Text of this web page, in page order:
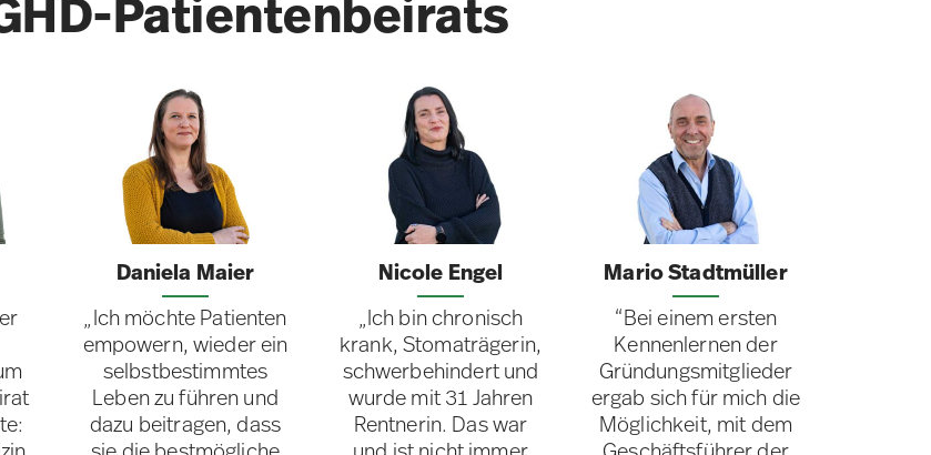
Patientenbeirats
Daniela Maier
„Ich möchte Patienten
empowern, wieder ein
selbstbestimmtes
Leben zu führen und
dazu beitragen, dass
Nicole Engel
„Ich bin chronisch
krank, Stomaträgerin,
schwerbehindert und
wurde mit 31 Jahren
Rentnerin. Das war
Mario Stadtmüller
“Bei einem ersten
Kennenlernen der
Gründungsmitglieder
ergab sich für mich die
Möglichkeit, mit dem